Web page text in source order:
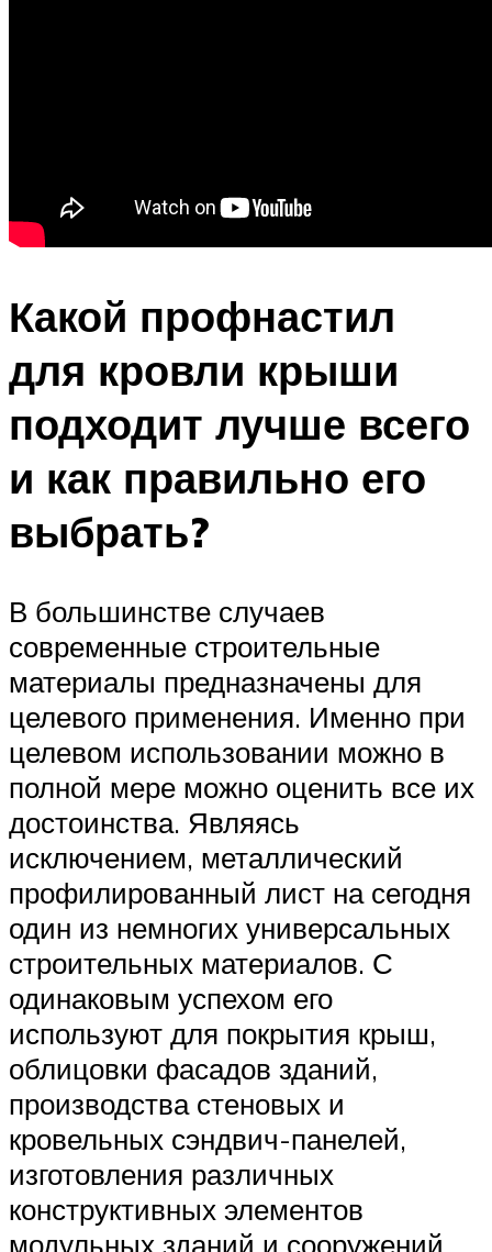
Какой профнастил
для кровли крыши
подходит лучше всего
и как правильно его
выбрать?
В большинстве случаев
современные строительные
материалы предназначены для
целевого применения. Именно при
целевом использовании можно в
полной мере можно оценить все их
достоинства. Являясь
исключением, металлический
профилированный лист на сегодня
один из немногих универсальных
строительных материалов. С
одинаковым успехом его
используют для покрытия крыш,
облицовки фасадов зданий,
производства стеновых и
кровельных сэндвич-панелей,
изготовления различных
конструктивных элементов
модульных зданий и сооружений,